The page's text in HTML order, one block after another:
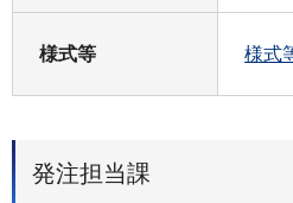
様式等 様式
発注担当課